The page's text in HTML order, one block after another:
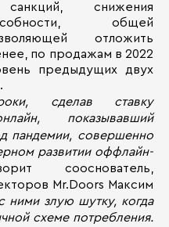
снижения
общей
отложить
по продажам в 2022
предыдущих двух
сделав ставку
показывавший
пандемии, совершенно
развитии оффлайн-
сооснователь,
Mr.Doors Максим
ними злую шутку, когда
схеме потребления.